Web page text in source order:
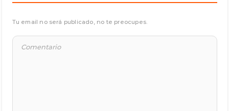
Tu email no será publicado, no te preocupes.